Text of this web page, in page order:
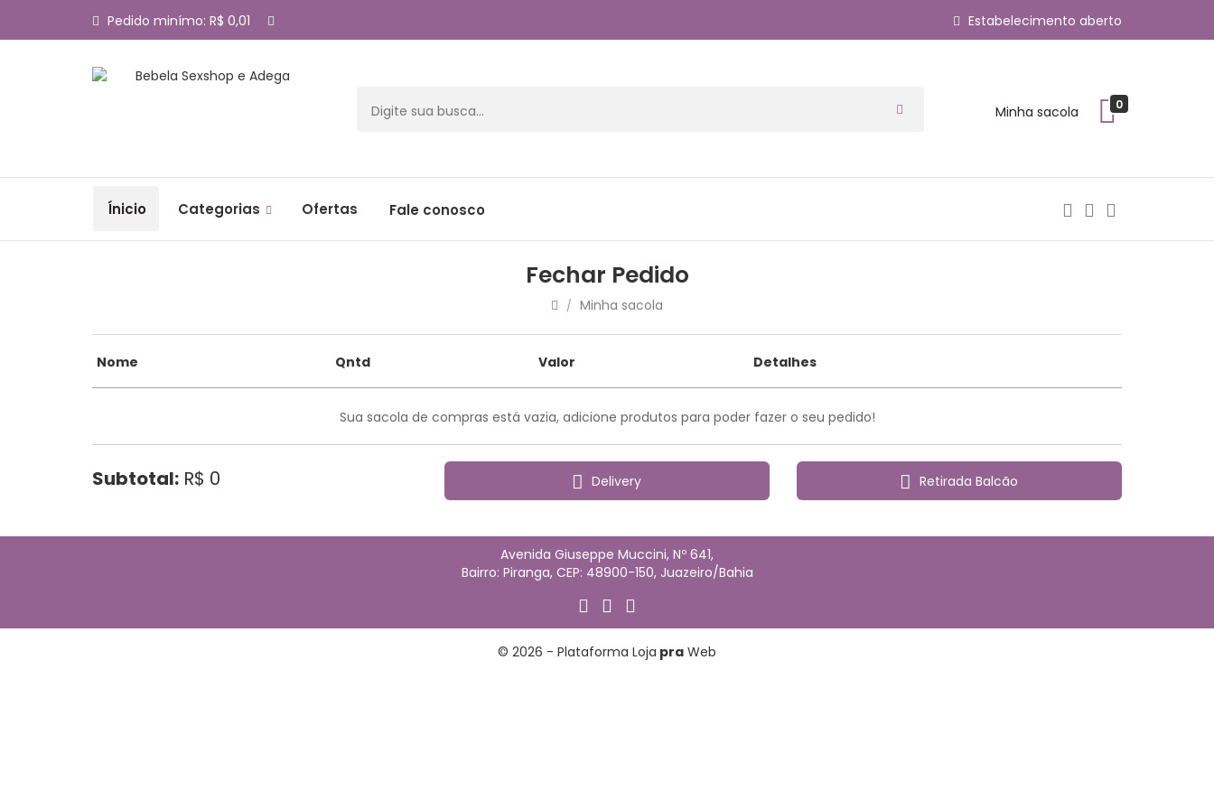
Pedido minímo: R$ 0,01 Estabelecimento aberto
Minha sacola 0
Ínicio Categorias Ofertas Fale conosco
Fechar Pedido
/ Minha sacola
Nome Qntd Valor Detalhes
Sua sacola de compras está vazia, adicione produtos para poder fazer o seu pedido!
Subtotal: R$ 0 Delivery Retirada Balcão
Avenida Giuseppe Muccini, Nº 641,
Bairro: Piranga, CEP: 48900-150, Juazeiro/Bahia
© 2026 - Plataforma Loja pra Web